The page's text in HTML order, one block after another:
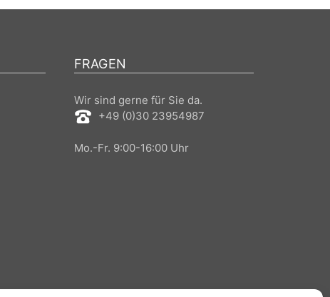
FRAGEN
Wir sind gerne für Sie da.
+49 (0)30 23954987
Mo.-Fr. 9:00-16:00 Uhr